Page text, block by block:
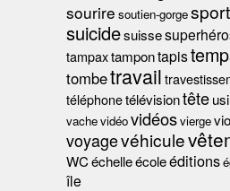
sourire soutien-gorgesport
suicidesuisse
tampaxtampontapis
tombetravail
téléphonetélévisiontête
vachevidéovidéosvierge
voyagevéhicule
WCéchelleécoleéditions
île